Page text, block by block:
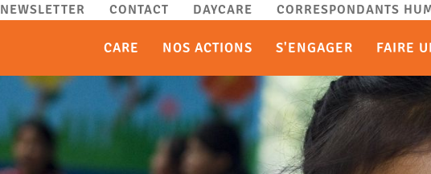
NEWSLETTER CONTACT DAYCARE CORRESPONDANTS
CARE NOS ACTIONS S'ENGAGER FAIRE